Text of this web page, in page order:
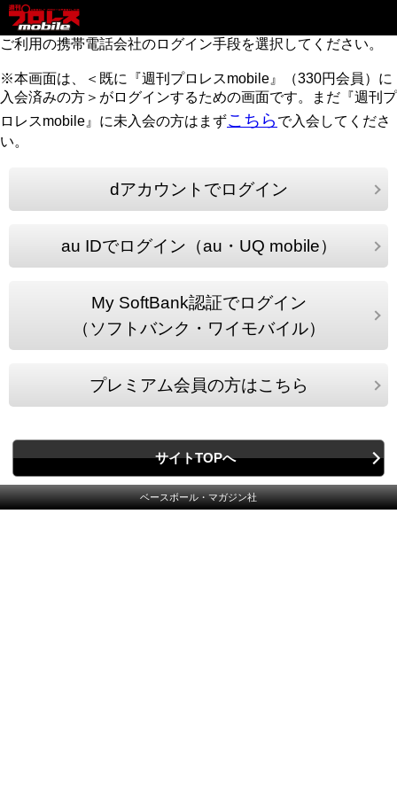
ご利用の携帯電話会社のログイン手段を選択してください。
※本画面は、＜既に『週刊プロレスmobile』（330円会員）に
入会済みの方＞がログインするための画面です。まだ『週刊プ
ロレスmobile』に未入会の方はまずこちら で入会してくださ
い。
dアカウントでログイン
au IDでログイン（au・UQ mobile）
My SoftBank認証でログイン
（ソフトバンク・ワイモバイル）
プレミアム会員の方はこちら
サイトTOPへ
ベースボール・マガジン社